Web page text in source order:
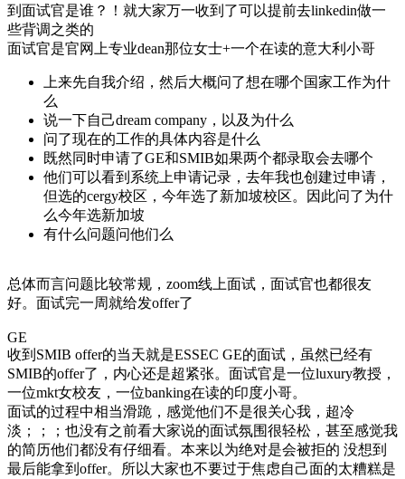
到面试官是谁？！就大家万一收到了可以提前去linkedin做一
些背调之类的
面试官是官网上专业dean那位女士+一个在读的意大利小哥
上来先自我介绍，然后大概问了想在哪个国家工作为什
么
说一下自己dream company，以及为什么
问了现在的工作的具体内容是什么
既然同时申请了GE和SMIB如果两个都录取会去哪个
他们可以看到系统上申请记录，去年我也创建过申请，
但选的cergy校区，今年选了新加坡校区。因此问了为什
么今年选新加坡
有什么问题问他们么
总体而言问题比较常规，zoom线上面试，面试官也都很友
好。面试完一周就给发offer了
GE
收到SMIB offer的当天就是ESSEC GE的面试，虽然已经有
SMIB的offer了，内心还是超紧张。面试官是一位luxury教授，
一位mkt女校友，一位banking在读的印度小哥。
面试的过程中相当滑跪，感觉他们不是很关心我，超冷
淡；；；也没有之前看大家说的面试氛围很轻松，甚至感觉我
的简历他们都没有仔细看。本来以为绝对是会被拒的 没想到
最后能拿到offer。所以大家也不要过于焦虑自己面的太糟糕是